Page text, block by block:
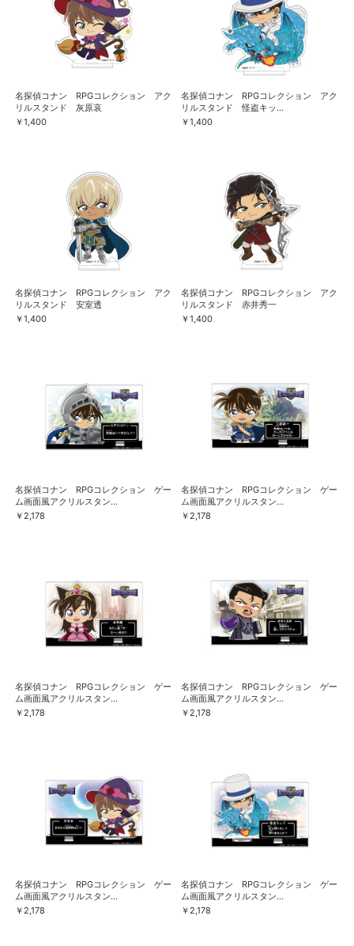
名探偵コナン RPGコレクション アク
リルスタンド 灰原哀
￥1,400
名探偵コナン RPGコレクション アク
リルスタンド 怪盗キッ...
￥1,400
名探偵コナン RPGコレクション アク
リルスタンド 安室透
￥1,400
名探偵コナン RPGコレクション アク
リルスタンド 赤井秀一
￥1,400
名探偵コナン RPGコレクション ゲー
ム画面風アクリルスタン...
￥2,178
名探偵コナン RPGコレクション ゲー
ム画面風アクリルスタン...
￥2,178
名探偵コナン RPGコレクション ゲー
ム画面風アクリルスタン...
￥2,178
名探偵コナン RPGコレクション ゲー
ム画面風アクリルスタン...
￥2,178
名探偵コナン RPGコレクション ゲー
ム画面風アクリルスタン...
￥2,178
名探偵コナン RPGコレクション ゲー
ム画面風アクリルスタン...
￥2,178